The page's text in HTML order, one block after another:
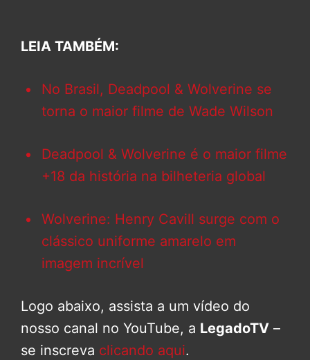
LEIA TAMBÉM:
No Brasil, Deadpool & Wolverine se
torna o maior filme de Wade Wilson
Deadpool & Wolverine é o maior filme
+18 da história na bilheteria global
Wolverine: Henry Cavill surge com o
clássico uniforme amarelo em
imagem incrível
Logo abaixo, assista a um vídeo do
nosso canal no YouTube, a LegadoTV –
se inscreva clicando aqui.